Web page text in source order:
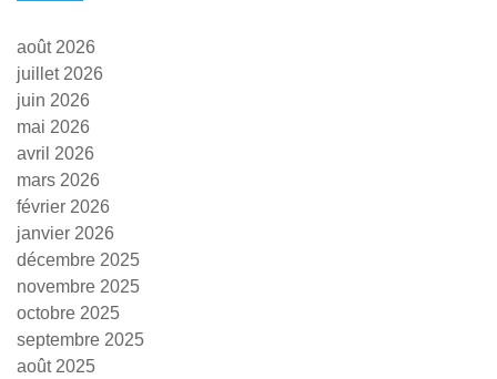
août 2026
juillet 2026
juin 2026
mai 2026
avril 2026
mars 2026
février 2026
janvier 2026
décembre 2025
novembre 2025
octobre 2025
septembre 2025
août 2025